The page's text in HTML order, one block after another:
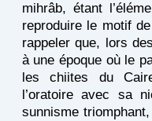
mihrâb, étant
reproduire le motif
rappeler que, lors
à une époque où le
les chiites du
l’oratoire avec sa
sunnisme